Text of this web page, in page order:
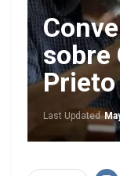
sobre
Prieto
Last Updated